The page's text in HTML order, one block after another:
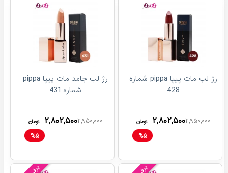
رژ لب مات پیپا pippa شماره
428
۲,۹۵۰,۰۰۰۲,۸۰۲,۵۰۰ تومان
%۵
رژ لب جامد مات پیپا pippa
شماره 431
۲,۹۵۰,۰۰۰۲,۸۰۲,۵۰۰ تومان
%۵